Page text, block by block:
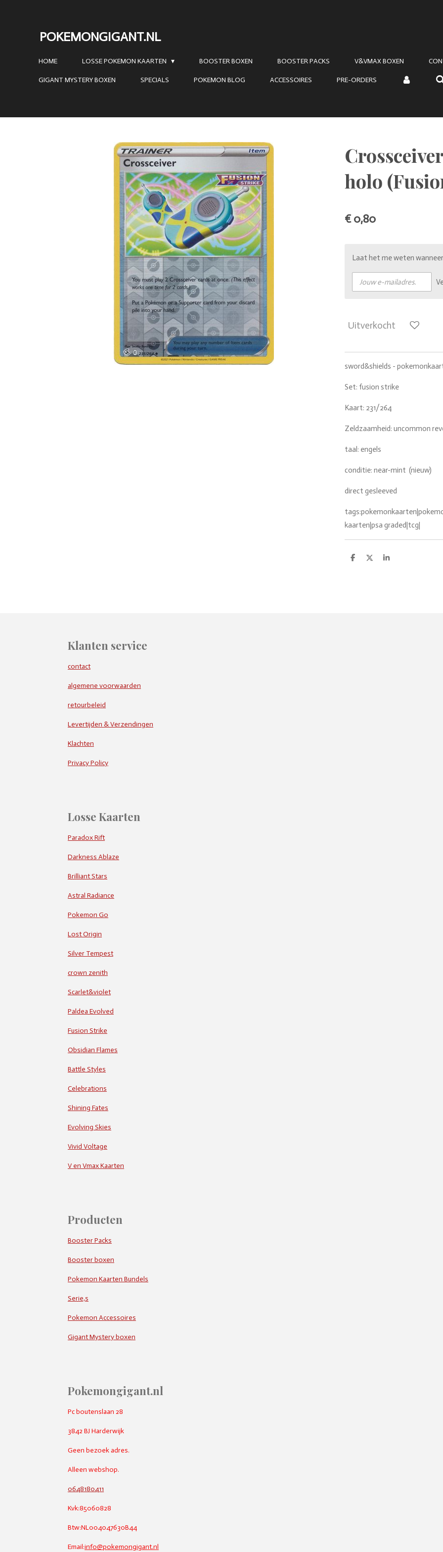
hoofdinhoud
POKEMONGIGANT.NL
HOME LOSSE POKEMON KAARTEN BOOSTER BOXEN BOOSTER PACKS V&VMAX BOXEN
GIGANT MYSTERY BOXEN SPECIALS POKEMON BLOG ACCESSOIRES PRE-ORDERS
holo
€ 0,80
Laat het me weten
Uitverkocht
sword&shields -
Set: fusion strike
Kaart: 231/264
Zeldzaamheid: uncommon
taal: engels
conditie: near-mint (nieuw)
direct gesleeved
kaarten|psa graded|tcg|
D
D
S
Klanten service
contact
algemene voorwaarden
retourbeleid
Levertijden & Verzendingen
Klachten
Privacy Policy
Losse Kaarten
Paradox Rift
Darkness Ablaze
Brilliant Stars
Astral Radiance
Pokemon Go
Lost Origin
Silver Tempest
crown zenith
Scarlet&violet
Paldea Evolved
Fusion Strike
Obsidian Flames
Battle Styles
Celebrations
Shining Fates
Evolving Skies
Vivid Voltage
V en Vmax Kaarten
Producten
Booster Packs
Booster boxen
Pokemon Kaarten Bundels
Serie,s
Pokemon Accessoires
Gigant Mystery boxen
Pokemongigant.nl
Pc boutenslaan 28
3842 BJ Harderwijk
Geen bezoek adres.
Alleen webshop.
0648180411
Kvk:85060828
Btw:NL004047630B44
Email:info@pokemongigant.nl